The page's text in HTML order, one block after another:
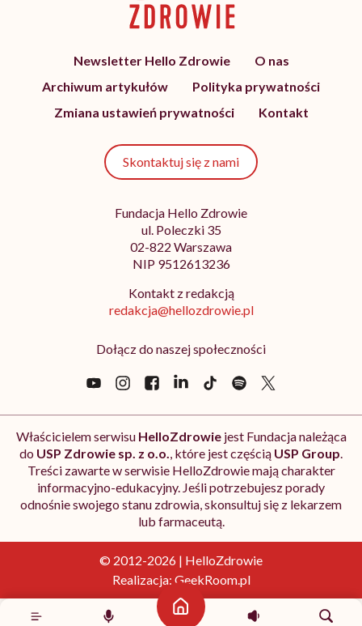
Strona główna
Newsletter Hello Zdrowie
O nas
Archiwum artykułów
Polityka prywatności
Zmiana ustawień prywatności
Kontakt
Skontaktuj się z nami
Fundacja Hello Zdrowie
ul. Poleczki 35
02-822 Warszawa
NIP 9512613236
Kontakt z redakcją
redakcja@hellozdrowie.pl
Dołącz do naszej społeczności
Właścicielem serwisu HelloZdrowiejest Fundacja należąca
do USP Zdrowie sp. z o.o., które jest częścią USP Group.
Treści zawarte w serwisie HelloZdrowie mają charakter
informacyjno-edukacyjny. Jeśli potrzebujesz porady
odnośnie swojego stanu zdrowia, skonsultuj się z lekarzem
lub farmaceutą.
© 2012-2026 | HelloZdrowie
Realizacja: GeekRoom.pl